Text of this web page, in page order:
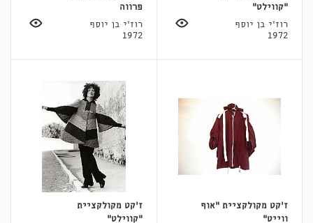
"קווילט"
רוז'י בן יוסף
1972
פרווה
רוז'י בן יוסף
1972
ז'קט מקולקציית "אוף
ווייט"
ז'קט מקולקציית
"קווילט"